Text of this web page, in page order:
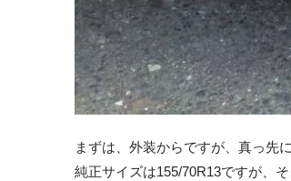
まずは、外装からですが、真っ先
純正サイズは155/70R13ですが、